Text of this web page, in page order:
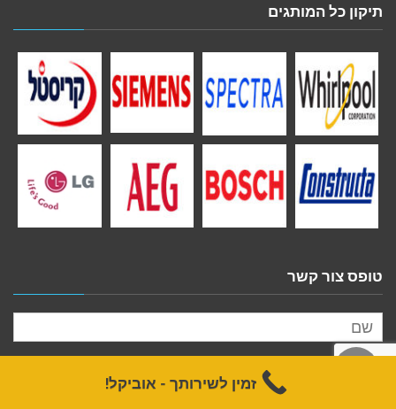
תיקון כל המותגים
טופס צור קשר
זמין לשירותך - אוביקל!